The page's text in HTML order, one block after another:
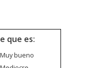
que es:
Muy bueno